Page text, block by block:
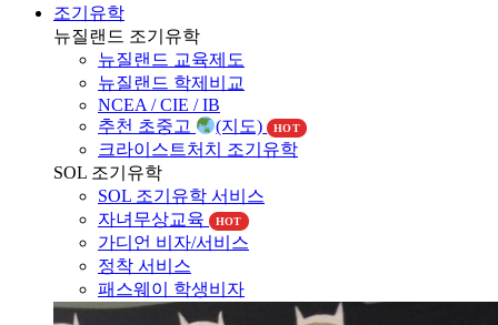
뉴질랜드 조기유학
뉴질랜드 교육제도
뉴질랜드 학제비교
NCEA / CIE / IB
추천 초중고
(지도)
크라이스트처치 조기유학
SOL 조기유학
SOL 조기유학 서비스
자녀무상교육
HOT
가디언 비자/서비스
정착 서비스
패스웨이 학생비자